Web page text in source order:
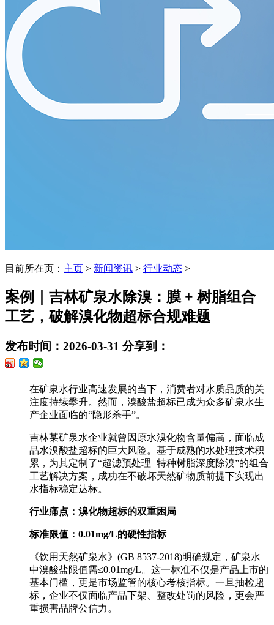
目前所在页： 主页 > 新闻资讯 > 行业动态 >
案例｜吉林矿泉水除溴：膜 + 树脂组合
工艺，破解溴化物超标合规难题
发布时间：2026-03-31 分享到：
在矿泉水行业高速发展的当下，消费者对水质品质的关
注度持续攀升。然而，溴酸盐超标已成为众多矿泉水生
产企业面临的“隐形杀手”。
吉林某矿泉水企业就曾因原水溴化物含量偏高，面临成
品水溴酸盐超标的巨大风险。基于成熟的水处理技术积
累，为其定制了“超滤预处理+特种树脂深度除溴”的组合
工艺解决方案，成功在不破坏天然矿物质前提下实现出
水指标稳定达标。
行业痛点：溴化物超标的双重困局
标准限值：0.01mg/L的硬性指标
《饮用天然矿泉水》(GB 8537-2018)明确规定，矿泉水
中溴酸盐限值需≤0.01mg/L。这一标准不仅是产品上市的
基本门槛，更是市场监管的核心考核指标。一旦抽检超
标，企业不仅面临产品下架、整改处罚的风险，更会严
重损害品牌公信力。